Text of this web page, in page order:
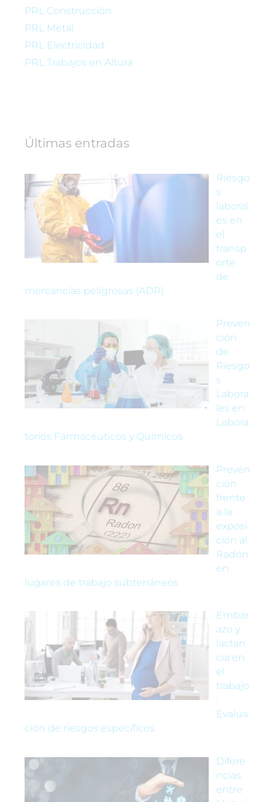
PRL Construcción
PRL Metal
PRL Electricidad
PRL Trabajos en Altura
Últimas entradas
Riesgo
s
laboral
es en
el
transp
orte
de
mercancías peligrosas (ADR)
Preven
ción
de
Riesgo
s
Labora
les en
Labora
torios Farmacéuticos y Químicos
Preven
ción
frente
a la
exposi
ción al
Radón
en
lugares de trabajo subterráneos
Embar
azo y
lactan
cia en
el
trabajo
:
Evalua
ción de riesgos específicos
Difere
ncias
entre